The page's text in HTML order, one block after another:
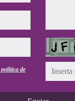
política de
Captcha